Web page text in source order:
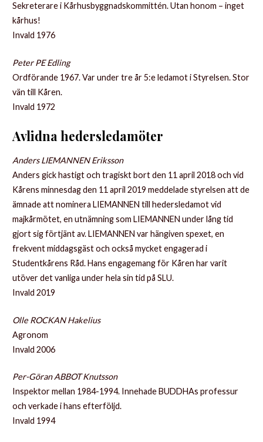
Sekreterare i Kårhusbyggnadskommittén. Utan honom – inget
kårhus!
Invald 1976
Peter PE Edling
Ordförande 1967. Var under tre år 5:e ledamot i Styrelsen. Stor
vän till Kåren.
Invald 1972
Avlidna hedersledamöter
Anders LIEMANNEN Eriksson
Anders gick hastigt och tragiskt bort den 11 april 2018 och vid
Kårens minnesdag den 11 april 2019 meddelade styrelsen att de
ämnade att nominera LIEMANNEN till hedersledamot vid
majkårmötet, en utnämning som LIEMANNEN under lång tid
gjort sig förtjänt av. LIEMANNEN var hängiven spexet, en
frekvent middagsgäst och också mycket engagerad i
Studentkårens Råd. Hans engagemang för Kåren har varit
utöver det vanliga under hela sin tid på SLU.
Invald 2019
Olle ROCKAN Hakelius
Agronom
Invald 2006
Per-Göran ABBOT Knutsson
Inspektor mellan 1984-1994. Innehade BUDDHAs professur
och verkade i hans efterföljd.
Invald 1994